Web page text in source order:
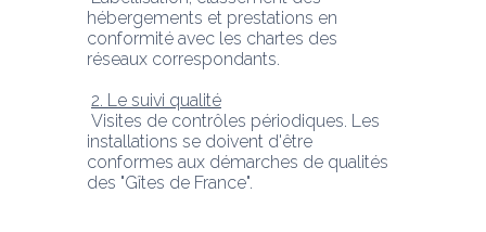
hébergements et prestations en
conformité avec les chartes des
réseaux correspondants.
2. Le suivi qualité
installations se doivent d'être
conformes aux démarches de qualités
des "Gîtes de France".